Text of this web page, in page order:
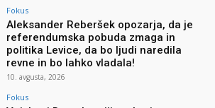
Fokus
Aleksander Reberšek opozarja, da je
referendumska pobuda zmaga in
politika Levice, da bo ljudi naredila
revne in bo lahko vladala!
10. avgusta, 2026
Fokus